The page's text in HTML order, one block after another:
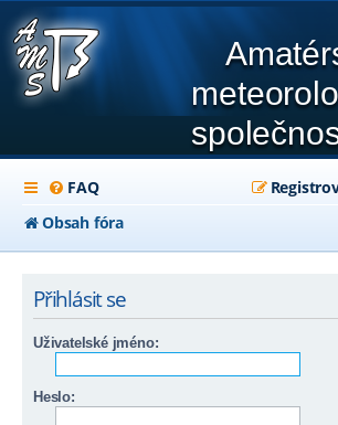
FAQ
Obsah fóra
Přihlásit se
Uživatelské jméno:
Heslo: